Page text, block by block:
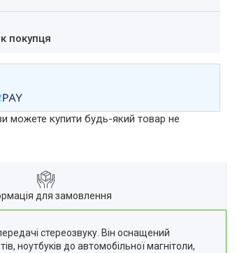
покупця
можете купити будь-який товар не
для замовлення
стереозвуку. Він оснащений
ноутбуків до автомобільної магнітоли,